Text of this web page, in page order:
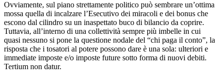
Ovviamente, sul piano strettamente politico può sembrare un’ottima
mossa quella di incalzare l’Esecutivo dei miracoli e dei bonus che
escono dal cilindro su un inaspettato buco di bilancio da coprire.
Tuttavia, all’interno di una collettività sempre più imbelle in cui
quasi nessuno si pone la questione nodale del “chi paga il conto”, la
risposta che i tosatori al potere possono dare è una sola: ulteriori e
immediate imposte e/o imposte future sotto forma di nuovi debiti.
Tertium non datur.